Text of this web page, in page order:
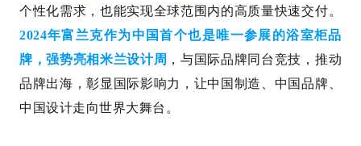
个性化需求，也能实现全球范围内的高质量快速交付。
2024年富兰克作为中国首个也是唯一参展的浴室柜品
牌，强势亮相米兰设计周 ，与国际品牌同台竞技，推动
品牌出海，彰显国际影响力，让中国制造、中国品牌、
中国设计走向世界大舞台。